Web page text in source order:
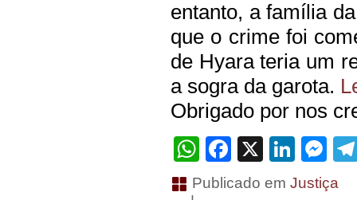
entanto, a família
que o crime foi
de Hyara teria um
a sogra da garota.
Obrigado por nos
WhatsApp
Facebook
X
Publicado em Justiça